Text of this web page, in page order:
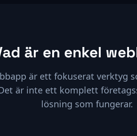
är en enkel
är ett fokuserat verktyg
är inte ett komplett
lösning som fungerar.